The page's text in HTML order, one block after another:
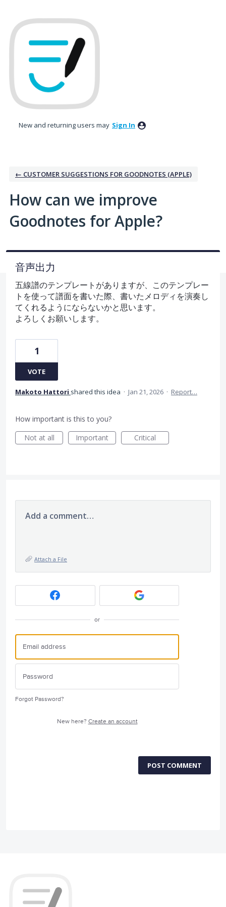
to
content
New and returning users may Sign In
← CUSTOMER SUGGESTIONS FOR GOODNOTES (APPLE)
How can we improve
Goodnotes for Apple?
音声出力
五線譜のテンプレートがありますが、このテンプレー
トを使って譜面を書いた際、書いたメロディを演奏し
てくれるようにならないかと思います。
よろしくお願いします。
1
VOTE
Makoto Hattori shared this idea · Jan 21, 2026 · Report…
How important is this to you?
Not at all
Important Critical
Add a comment…
Attach a File
or
Forgot Password?
New here? Create an account
POST COMMENT